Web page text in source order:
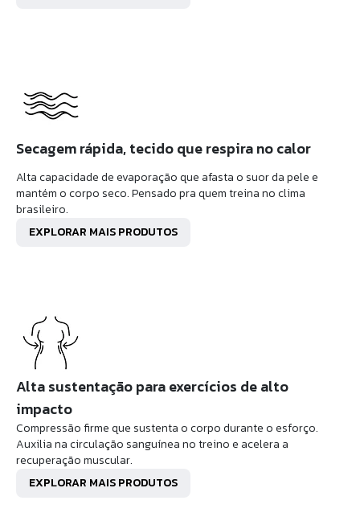
Secagem rápida, tecido que respira no calor
Alta capacidade de evaporação que afasta o suor da pele e
mantém o corpo seco. Pensado pra quem treina no clima
brasileiro.
EXPLORAR MAIS PRODUTOS
Alta sustentação para exercícios de alto
impacto
Compressão firme que sustenta o corpo durante o esforço.
Auxilia na circulação sanguínea no treino e acelera a
recuperação muscular.
EXPLORAR MAIS PRODUTOS